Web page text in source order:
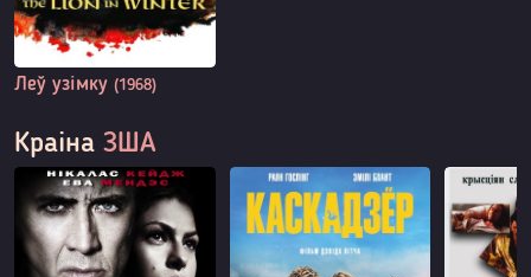
Леў узімку (1968)
Краіна ЗША